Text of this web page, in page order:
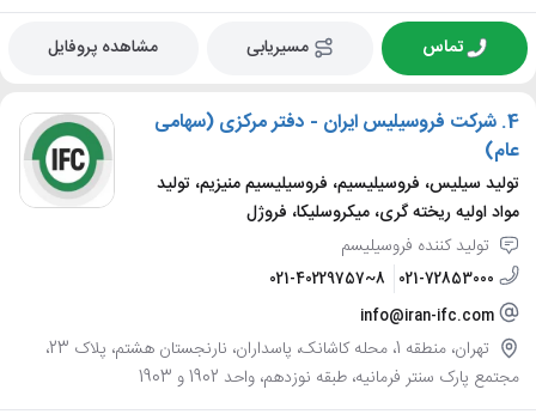
تماس مسیریابی مشاهده پروفایل
4. شرکت فروسیلیس ایران - دفتر مرکزی (سهامی
عام)
تولید سیلیس، فروسیلیسیم، فروسیلیسیم منیزیم، تولید
مواد اولیه ریخته گری، میکروسلیکا، فروژل
تولید کننده فروسیلیسم
021-72853000
021-40229757~8
info@iran-ifc.com
تهران، منطقه 1، محله کاشانک، پاسداران، نارنجستان هشتم، پلاک 23،
مجتمع پارک سنتر فرمانیه، طبقه نوزدهم، واحد 1902 و 1903